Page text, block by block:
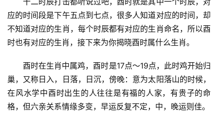
应的时间段是下午五点到七点，很多人知道对应的时间，却
不知道对应的生肖，每个时辰都有对应的生肖命名，所以酉
时也有对应的生肖，接下来为你揭晓酉时属什么生肖。
酉时在生肖中属鸡，酉时是17点～19点，此时鸡开始归
巢，又称日入，日落，日沉，傍晚：意为太阳落山的时候，
在风水学中酉时出生的人往往是有福的人家，有贵子的命
格，但六亲关系情缘多变，早运反复不定，中，晚运则佳。